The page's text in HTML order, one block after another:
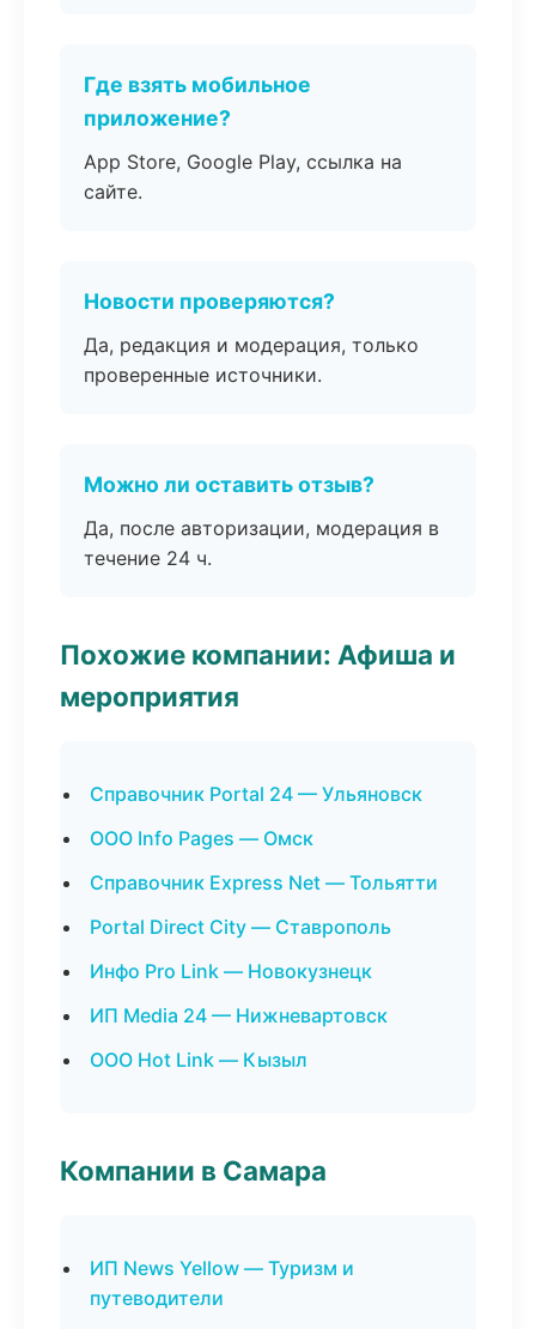
Где взять мобильное
приложение?
App Store, Google Play, ссылка на
сайте.
Новости проверяются?
Да, редакция и модерация, только
проверенные источники.
Можно ли оставить отзыв?
Да, после авторизации, модерация в
течение 24 ч.
Похожие компании: Афиша и
мероприятия
Справочник Portal 24 — Ульяновск
ООО Info Pages — Омск
Справочник Express Net — Тольятти
Portal Direct City — Ставрополь
Инфо Pro Link — Новокузнецк
ИП Media 24 — Нижневартовск
ООО Hot Link — Кызыл
Компании в Самара
ИП News Yellow — Туризм и
путеводители